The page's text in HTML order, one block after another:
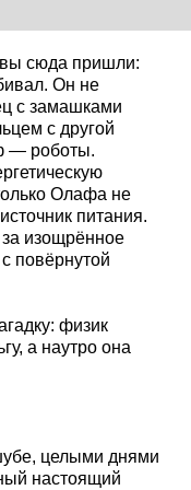
вы сюда пришли:
Он не
с замашками
с другой
— роботы.
Олафа не
питания.
за изощрённое
повёрнутой
физик
а наутро она
целыми днями
настоящий